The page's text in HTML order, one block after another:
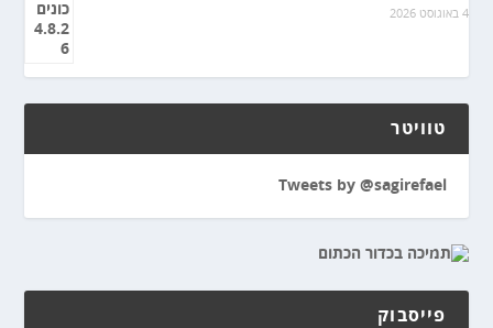
4 באוגוסט 2026
טוויטר
Tweets by @sagirefael
פייסבוק